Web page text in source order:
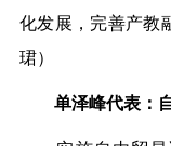
化发展，完善产教
珺）
单泽峰代表：自